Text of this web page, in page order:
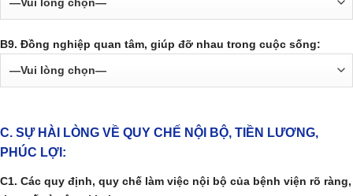
B9. Đồng nghiệp quan tâm, giúp đỡ nhau trong cuộc sống:
C. SỰ HÀI LÒNG VỀ QUY CHẾ NỘI BỘ, TIỀN LƯƠNG,
PHÚC LỢI:
C1. Các quy định, quy chế làm việc nội bộ của bệnh viện rõ ràng,